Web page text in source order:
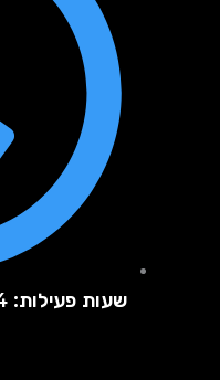
שעות פעילות: 24 שעות ביממה!